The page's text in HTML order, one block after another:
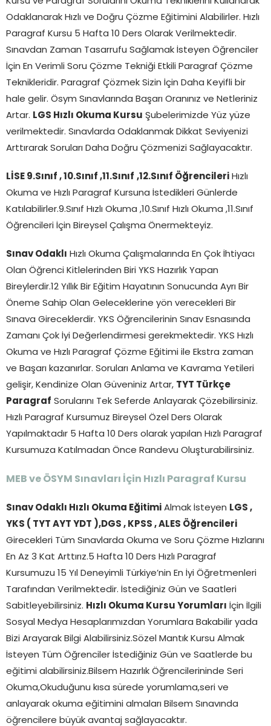
Odaklanarak Hızlı ve Doğru Çözme Eğitimini Alabilirler. Hızlı
Paragraf Kursu 5 Hafta 10 Ders Olarak Verilmektedir.
Sınavdan Zaman Tasarrufu Sağlamak İsteyen Öğrenciler
İçin En Verimli Soru Çözme Tekniği Etkili Paragraf Çözme
Teknikleridir. Paragraf Çözmek Sizin İçin Daha Keyifli bir
hale gelir. Ösym Sınavlarında Başarı Oranınız ve Netleriniz
Artar. LGS Hızlı Okuma Kursu Şubelerimizde Yüz yüze
verilmektedir. Sınavlarda Odaklanmak Dikkat Seviyenizi
Arttırarak Soruları Daha Doğru Çözmenizi Sağlayacaktır.
LİSE 9.Sınıf , 10.Sınıf ,11.Sınıf ,12.Sınıf Öğrencileri
Hızlı
Okuma ve Hızlı Paragraf Kursuna İstedikleri Günlerde
Katılabilirler.9.Sınıf Hızlı Okuma ,10.Sınıf Hızlı Okuma ,11.Sınıf
Öğrencileri İçin Bireysel Çalışma Önermekteyiz.
Sınav Odaklı
Hızlı Okuma Çalışmalarında En Çok İhtiyacı
Olan Öğrenci Kitlelerinden Biri YKS Hazırlık Yapan
Bireylerdir.12 Yıllık Bir Eğitim Hayatının Sonucunda Ayrı Bir
Öneme Sahip Olan Geleceklerine yön verecekleri Bir
Sınava Gireceklerdir. YKS Öğrencilerinin Sınav Esnasında
Zamanı Çok İyi Değerlendirmesi gerekmektedir. YKS Hızlı
Okuma ve Hızlı Paragraf Çözme Eğitimi ile Ekstra zaman
ve Başarı kazanırlar. Soruları Anlama ve Kavrama Yetileri
gelişir, Kendinize Olan Güveniniz Artar, TYT Türkçe
Paragraf Sorularını Tek Seferde Anlayarak Çözebilirsiniz.
Hızlı Paragraf Kursumuz Bireysel Özel Ders Olarak
Yapılmaktadır 5 Hafta 10 Ders olarak yapılan Hızlı Paragraf
Kursumuza Katılmadan Önce Randevu Oluşturabilirsiniz.
MEB ve ÖSYM Sınavları İçin Hızlı Paragraf Kursu
Sınav Odaklı Hızlı Okuma Eğitimi Almak İsteyen LGS ,
YKS ( TYT AYT YDT ),DGS , KPSS , ALES Öğrencileri
Girecekleri Tüm Sınavlarda Okuma ve Soru Çözme Hızlarını
En Az 3 Kat Arttırız.5 Hafta 10 Ders Hızlı Paragraf
Kursumuzu 15 Yıl Deneyimli Türkiye’nin En İyi Öğretmenleri
Tarafından Verilmektedir. İstediğiniz Gün ve Saatleri
Sabitleyebilirsiniz. Hızlı Okuma Kursu Yorumları
İçin İlgili
Sosyal Medya Hesaplarımızdan Yorumlara Bakabilir yada
Bizi Arayarak Bilgi Alabilirsiniz.Sözel Mantık Kursu Almak
İsteyen Tüm Öğrenciler İstediğiniz Gün ve Saatlerde bu
eğitimi alabilirsiniz.Bilsem Hazırlık Öğrencilerininde Seri
Okuma,Okuduğunu kısa sürede yorumlama,seri ve
anlayarak okuma eğitimini almaları Bilsem Sınavında
öğrencilere büyük avantaj sağlayacaktır.